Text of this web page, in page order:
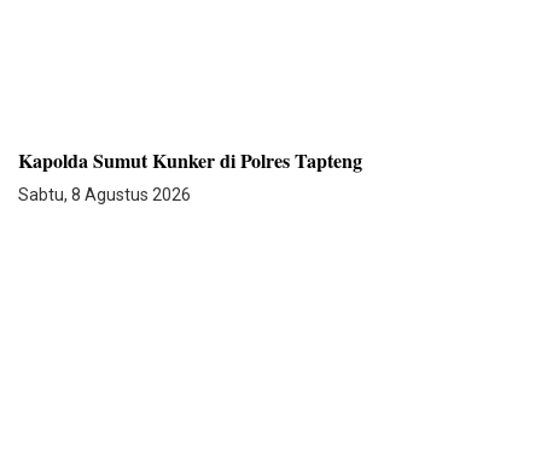
Kapolda Sumut Kunker di Polres Tapteng
Sabtu, 8 Agustus 2026